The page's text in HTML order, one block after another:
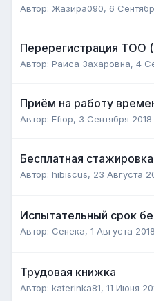
Автор: Жазира090, 6
Перерегистрация ТОО
Автор: Раиса Захаровна, 4
Приём на работу
Автор: Efiop, 3 Сентября 2018
Бесплатная стажировка
Автор: hibiscus, 23 Августа
Испытательный срок
Автор: Сенека, 1 Августа 2018
Трудовая книжка
Автор: katerinka81, 11 Июня